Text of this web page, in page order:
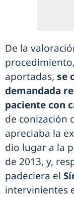
De la
aportadas, se
demandada
paciente con
de conización
apreciaba la
dio lugar a la
de 2013, y,
padeciera el
intervinientes